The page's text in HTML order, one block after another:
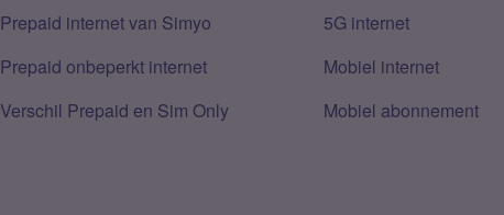
Prepaid internet van Simyo
Prepaid onbeperkt internet
Verschil Prepaid en Sim Only
5G internet
Mobiel internet
Mobiel abonnement